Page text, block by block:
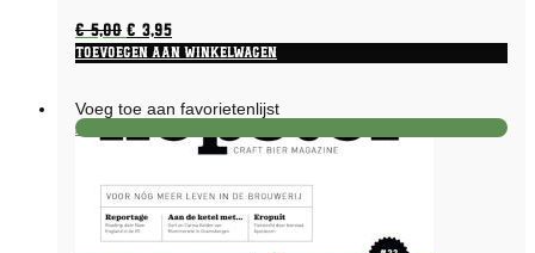
€5,00 Oorspronkelijke
prijs
€ 5,00.
€ 3,95Huidige
prijs
€ 3,95.
Toevoegen aan winkelwagen
Voeg toe aan favorietenlijst
Aanbieding!